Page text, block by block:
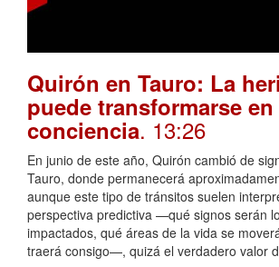
Quirón en Tauro: La
puede transformarse en
conciencia. 13:26
En junio de este año, Quirón cambió de
Tauro, donde permanecerá
aunque este tipo de tránsitos suelen
perspectiva predictiva —qué signos serán
impactados, qué áreas de la vida se
traerá consigo—, quizá el verdadero valor